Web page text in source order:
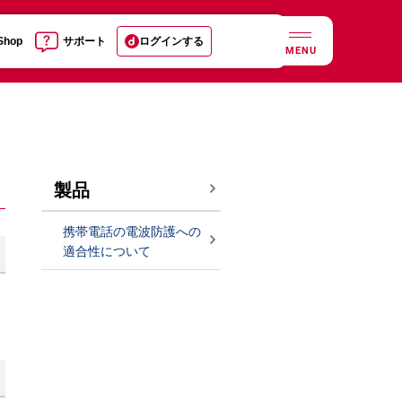
サポート ログインする
MENU
製品
携帯電話の電波防護への
適合性について